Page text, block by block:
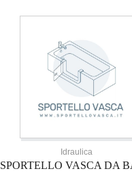
Idraulica
SPORTELLO VASCA DA